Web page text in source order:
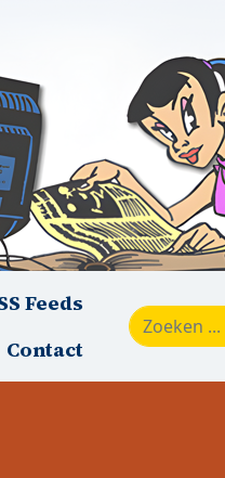
Feeds
Contact